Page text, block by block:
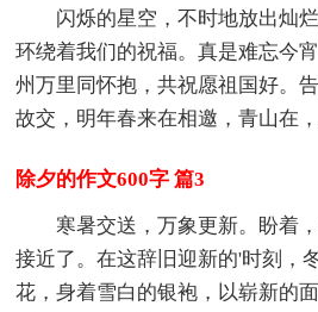
闪烁的星空，不时地放出灿
环绕着我们的祝福。真是难忘今
州万里同怀抱，共祝愿祖国好。
故交，明年春来在相邀，青山在
除夕的作文600字 篇3
寒暑交送，万象更新。盼着
接近了。在这辞旧迎新的'时刻，
花，身着雪白的银袍，以崭新的